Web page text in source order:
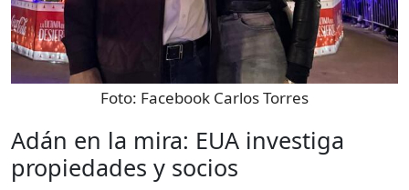
Foto: Facebook Carlos Torres
Adán en la mira: EUA investiga
propiedades y socios